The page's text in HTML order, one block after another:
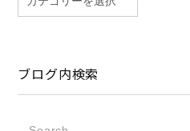
ブログ内検索